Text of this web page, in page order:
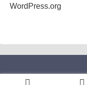
WordPress.org